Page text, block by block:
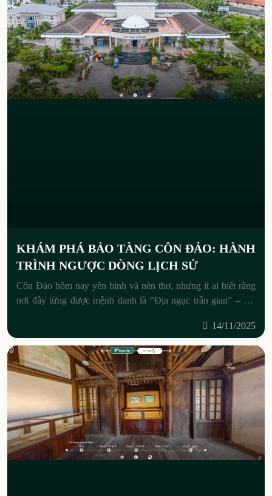
KHÁM PHÁ BẢO TÀNG CÔN ĐẢO: HÀNH
TRÌNH NGƯỢC DÒNG LỊCH SỬ
Côn Đảo hôm nay yên bình và nên thơ, nhưng ít ai biết rằng
nơi đây từng được mệnh danh là “Địa ngục trần gian” – nơi
14/11/2025